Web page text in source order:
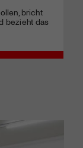
bricht
bezieht das